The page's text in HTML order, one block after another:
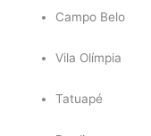
Campo Belo
Vila Olímpia
Tatuapé